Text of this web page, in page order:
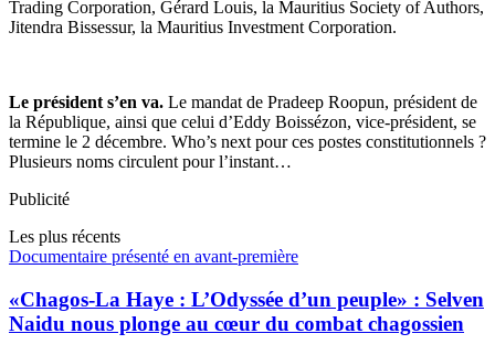
Trading Corporation, Gérard Louis, la Mauritius Society of Authors,
Jitendra Bissessur, la Mauritius Investment Corporation.
Le président s’en va. Le mandat de Pradeep Roopun, président de
la République, ainsi que celui d’Eddy Boissézon, vice-président, se
termine le 2 décembre. Who’s next pour ces postes constitutionnels ?
Plusieurs noms circulent pour l’instant…
Publicité
Les plus récents
Documentaire présenté en avant-première
«Chagos-La Haye : L’Odyssée d’un peuple» : Selven
Naidu nous plonge au cœur du combat chagossien